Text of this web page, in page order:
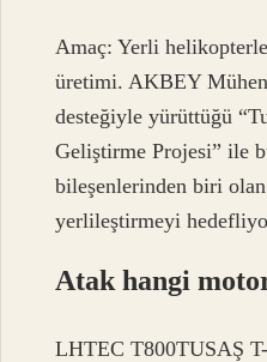
Amaç: Yerli
üretimi. AKBEY
desteğiyle yürüttüğü
Geliştirme Projesi” ile
bileşenlerinden biri
yerlileştirmeyi
Atak hangi
LHTEC T800TUSAŞ